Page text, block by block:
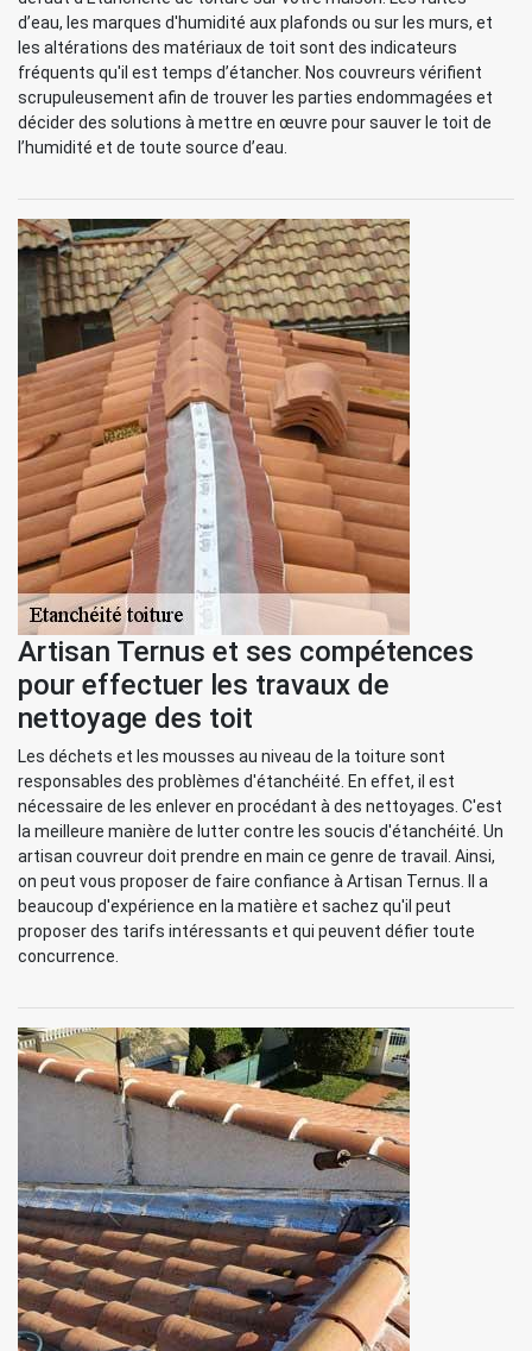
d’eau, les marques d'humidité aux plafonds ou sur les murs, et
les altérations des matériaux de toit sont des indicateurs
fréquents qu'il est temps d’étancher. Nos couvreurs vérifient
scrupuleusement afin de trouver les parties endommagées et
décider des solutions à mettre en œuvre pour sauver le toit de
l’humidité et de toute source d’eau.
Artisan Ternus et ses compétences
pour effectuer les travaux de
nettoyage des toit
Les déchets et les mousses au niveau de la toiture sont
responsables des problèmes d'étanchéité. En effet, il est
nécessaire de les enlever en procédant à des nettoyages. C'est
la meilleure manière de lutter contre les soucis d'étanchéité. Un
artisan couvreur doit prendre en main ce genre de travail. Ainsi,
on peut vous proposer de faire confiance à Artisan Ternus. Il a
beaucoup d'expérience en la matière et sachez qu'il peut
proposer des tarifs intéressants et qui peuvent défier toute
concurrence.